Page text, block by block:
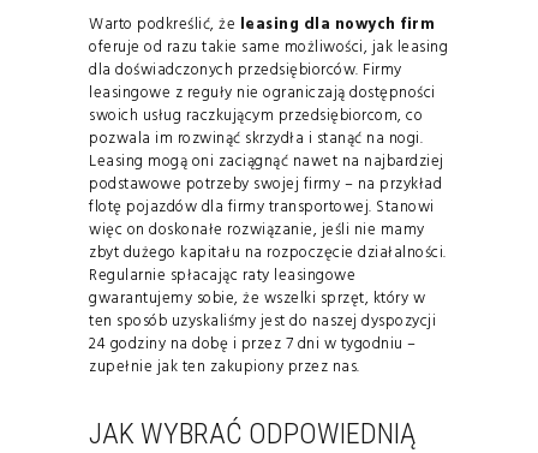
Warto podkreślić, że leasing dla nowych firm
oferuje od razu takie same możliwości, jak leasing
dla doświadczonych przedsiębiorców. Firmy
leasingowe z reguły nie ograniczają dostępności
swoich usług raczkującym przedsiębiorcom, co
pozwala im rozwinąć skrzydła i stanąć na nogi.
Leasing mogą oni zaciągnąć nawet na najbardziej
podstawowe potrzeby swojej firmy – na przykład
flotę pojazdów dla firmy transportowej. Stanowi
więc on doskonałe rozwiązanie, jeśli nie mamy
zbyt dużego kapitału na rozpoczęcie działalności.
Regularnie spłacając raty leasingowe
gwarantujemy sobie, że wszelki sprzęt, który w
ten sposób uzyskaliśmy jest do naszej dyspozycji
24 godziny na dobę i przez 7 dni w tygodniu –
zupełnie jak ten zakupiony przez nas.
JAK WYBRAĆ ODPOWIEDNIĄ